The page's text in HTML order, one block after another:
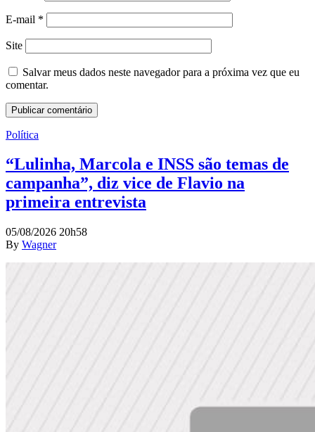
E-mail *
Site
Salvar meus dados neste navegador para a próxima vez que eu
comentar.
Política
“Lulinha, Marcola e INSS são temas de
campanha”, diz vice de Flavio na
primeira entrevista
05/08/2026 20h58
By Wagner